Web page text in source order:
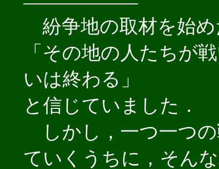
紛争地の取材を始
「その地の人たちが
いは終わる」
と信じていました．
しかし，一つ一つ
ていくうちに，そん